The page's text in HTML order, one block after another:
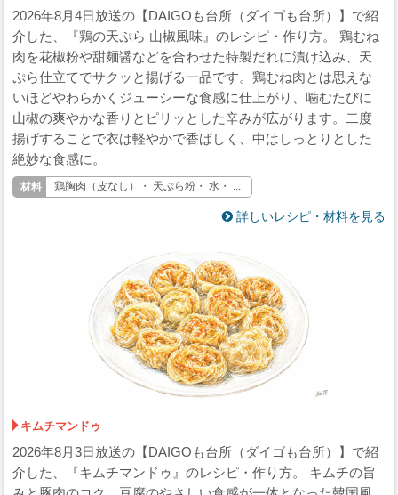
2026年8月4日放送の【DAIGOも台所（ダイゴも台所）】で紹
介した、『鶏の天ぷら 山椒風味』のレシピ・作り方。 鶏むね
肉を花椒粉や甜麺醤などを合わせた特製だれに漬け込み、天
ぷら仕立てでサクッと揚げる一品です。鶏むね肉とは思えな
いほどやわらかくジューシーな食感に仕上がり、噛むたびに
山椒の爽やかな香りとピリッとした辛みが広がります。二度
揚げすることで衣は軽やかで香ばしく、中はしっとりとした
絶妙な食感に。
鶏胸肉（皮なし）・ 天ぷら粉・ 水・ ...
詳しいレシピ・材料を見る
キムチマンドゥ
2026年8月3日放送の【DAIGOも台所（ダイゴも台所）】で紹
介した、『キムチマンドゥ』のレシピ・作り方。 キムチの旨